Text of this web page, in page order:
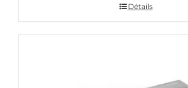
Détails